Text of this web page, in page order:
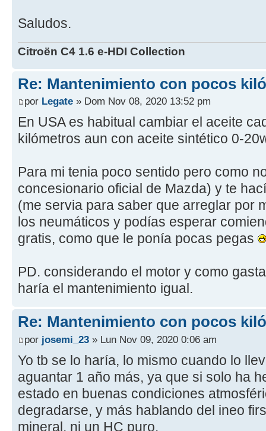
Saludos.
Citroën C4 1.6 e-HDI Collection
Re: Mantenimiento con pocos
por Legate » Dom Nov 08, 2020 13:52 pm
En USA es habitual cambiar el aceite
kilómetros aun con aceite sintético 0-
Para mi tenia poco sentido pero como
concesionario oficial de Mazda) y te
(me servia para saber que arreglar por
los neumáticos y podías esperar
gratis, como que le ponía pocas pegas
PD. considerando el motor y como
haría el mantenimiento igual.
Re: Mantenimiento con pocos
por josemi_23 » Lun Nov 09, 2020 0:06 am
Yo tb se lo haría, lo mismo cuando lo
aguantar 1 año más, ya que si solo ha
estado en buenas condiciones
degradarse, y más hablando del ineo
mineral, ni un HC puro.